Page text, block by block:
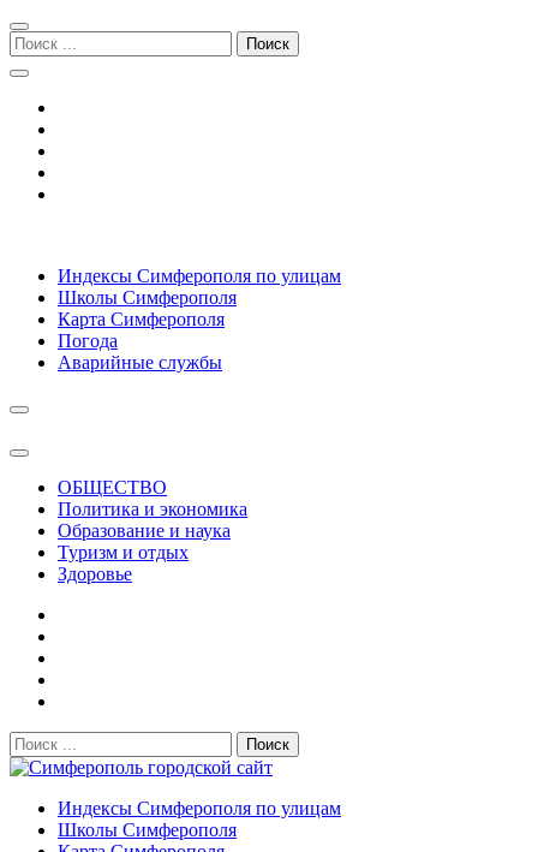
Перейти
к
навигации
Перейти
к
содержимому
Поиск:
Симферополь городской сайт
Индексы Симферополя по улицам
Школы Симферополя
Карта Симферополя
Погода
Аварийные службы
ОБЩЕСТВО
Политика и экономика
Образование и наука
Туризм и отдых
Здоровье
Поиск:
Симферополь городской сайт
Индексы Симферополя по улицам
Школы Симферополя